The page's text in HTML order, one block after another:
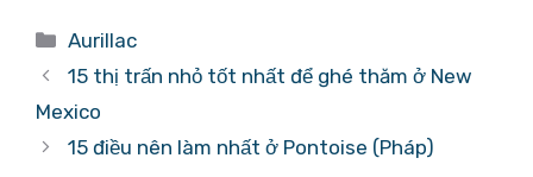
Danh
mục
Aurillac
15 thị trấn nhỏ tốt nhất để ghé thăm ở New
Mexico
15 điều nên làm nhất ở Pontoise (Pháp)